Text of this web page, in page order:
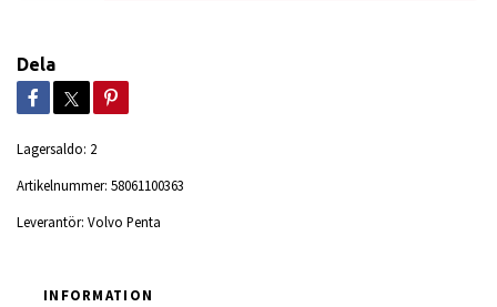
Dela
Lagersaldo: 2
Artikelnummer: 58061100363
Leverantör: Volvo Penta
INFORMATION